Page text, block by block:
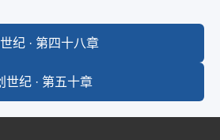
纪 · 第四十八章
世纪 · 第五十章